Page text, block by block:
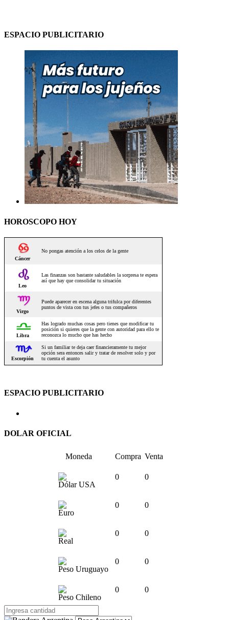
ESPACIO PUBLICITARIO
HOROSCOPO HOY
ESPACIO PUBLICITARIO
DOLAR OFICIAL
Moneda Compra Venta
Dólar USA
0 0
Euro
0 0
Real
0 0
Peso Uruguayo
0 0
Peso Chileno
0 0